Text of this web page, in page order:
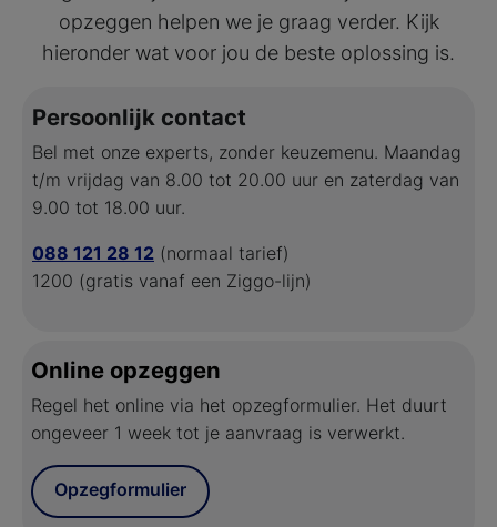
opzeggen helpen we je graag verder. Kijk
hieronder wat voor jou de beste oplossing is.
Persoonlijk contact
Bel met onze experts, zonder keuzemenu. Maandag
t/m vrijdag van 8.00 tot 20.00 uur en zaterdag van
9.00 tot 18.00 uur.
088 121 28 12 (normaal tarief)
1200 (gratis vanaf een Ziggo-lijn)
Online opzeggen
Regel het online via het opzegformulier. Het duurt
ongeveer 1 week tot je aanvraag is verwerkt.
Opzegformulier